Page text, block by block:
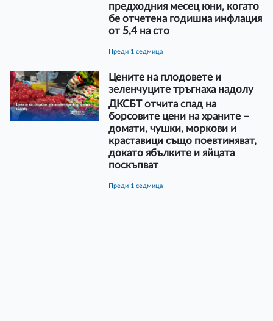
предходния месец юни, когато
бе отчетена годишна инфлация
от 5,4 на сто
преди 1 седмица
Цените на плодовете и
зеленчуците тръгнаха надолу
ДКСБТ отчита спад на
борсовите цени на храните –
домати, чушки, моркови и
краставици също поевтиняват,
докато ябълките и яйцата
поскъпват
преди 1 седмица